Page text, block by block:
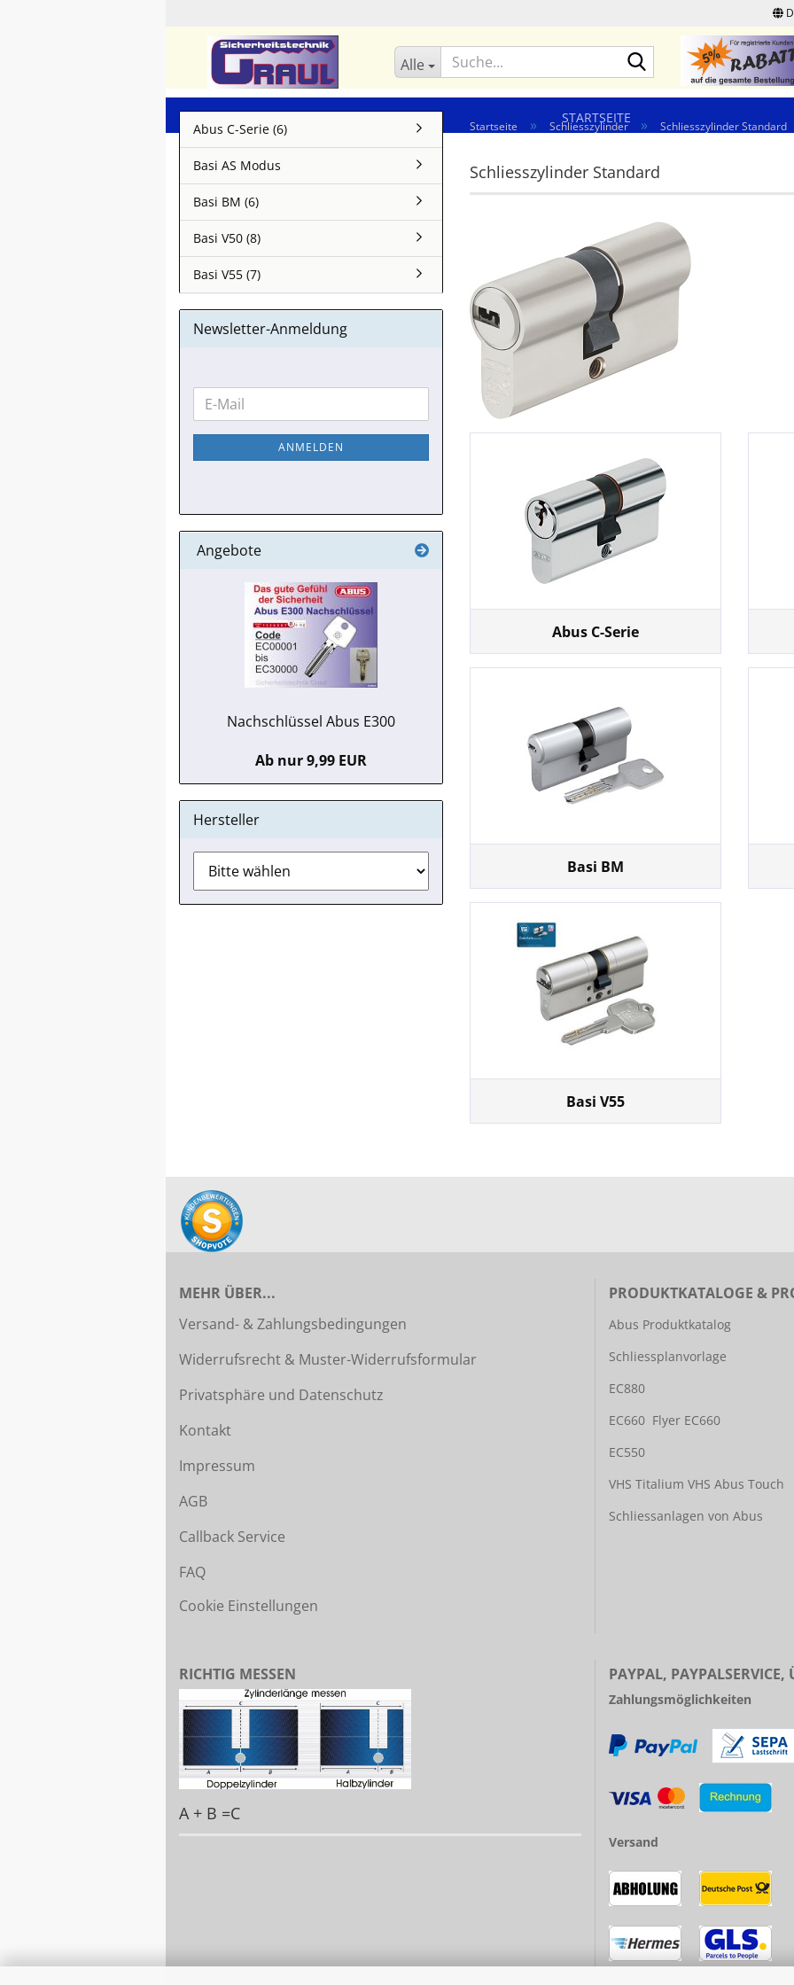
Alle Suche...
STARTSEITE
Startseite » Schliesszylinder » Schliesszylinder Standard
Schliesszylinder Standard
Abus C-Serie
Basi BM
Basi V55
Abus C-Serie (6)
Basi AS Modus
Basi BM (6)
Basi V50 (8)
Basi V55 (7)
Newsletter-Anmeldung
WEITER
ZUR
NEWSLETTER-
ANMELDUNG
E-
Mail
ANMELDEN
Angebote
Nachschlüssel Abus E300
Ab nur 9,99 EUR
Hersteller
MEHR ÜBER...
Versand- & Zahlungsbedingungen
Widerrufsrecht & Muster-Widerrufsformular
Privatsphäre und Datenschutz
Kontakt
Impressum
AGB
Callback Service
FAQ
Cookie Einstellungen
PRODUKTKATALOGE &
Abus Produktkatalog
Schliessplanvorlage
EC880
EC660 Flyer EC660
EC550
VHS Titalium VHS Abus Touch
Schliessanlagen von Abus
RICHTIG MESSEN
A + B =C
PAYPAL, PAYPALSERVICE,
Zahlungsmöglichkeiten
Versand